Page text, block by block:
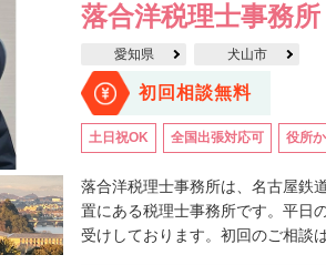
落合洋税理士事務所
愛知県 犬山市
初回相談無料
土日祝OK 全国出張対応可 役所
落合洋税理士事務所は、名古屋鉄
置にある税理士事務所です。平日
受けしております。初回のご相談